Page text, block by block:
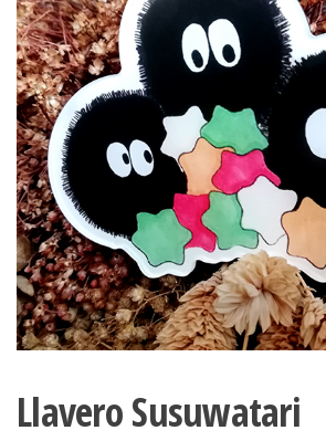
Llavero Susuwatari